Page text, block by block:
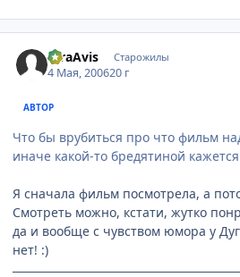
raraAvis Старожилы
4 Мая, 200620 г
АВТОР
Что бы врубиться про что фильм
иначе какой-то бредятиной
Я сначала фильм посмотрела, а
Смотреть можно, кстати, жутко
да и вообще с чувством юмора у
нет! :)